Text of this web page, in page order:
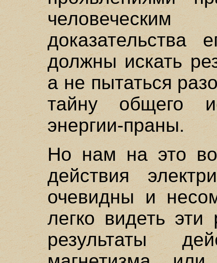
доказательства
должны искать
а не пытаться
тайну общего
энергии-праны.
Но нам на это
действия
очевидны и
легко видеть
результаты